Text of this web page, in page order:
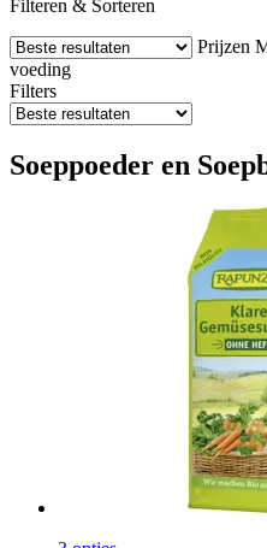
Filteren & Sorteren
Prijzen
voeding
Filters
Soeppoeder en